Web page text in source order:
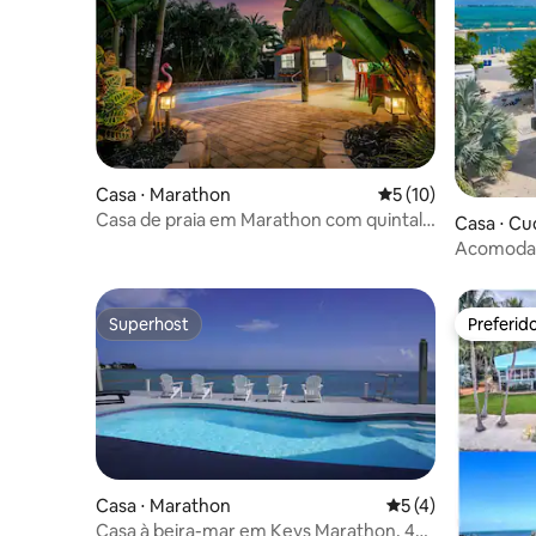
Casa ⋅ Marathon 5 de uma
5 (10)
Casa de praia em Marathon com quintal
Casa ⋅
Superhost
Superhost
Casa ⋅ Marathon 5 de uma
5 (4)
Casa à beira-mar em Keys Marathon, 4